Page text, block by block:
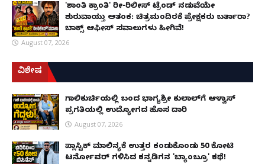
'ಶಾಂತಿ ಕ್ರಾಂತಿ' ರೀ-ರಿಲೀಸ್ ಟ್ರೆಂಡ್ ನಡುವೆಯೇ
ಶುರುವಾಯ್ತು ಆತಂಕ: ಚಿತ್ರಮಂದಿರಕ್ಕೆ ಪ್ರೇಕ್ಷಕರು ಬರ್ತಾರಾ?
ಬಾಕ್ಸ್ ಆಫೀಸ್ ಸವಾಲುಗಳು ಹೀಗಿವೆ!
August 07, 2026
ವಿಶೇಷ
ಗಾಲಿಕುರ್ಚಿಯಲ್ಲಿ ಬಂದ ಭಾಗ್ಯಶ್ರೀ ಕುಲಾಲ್‌ಗೆ ಆಳ್ವಾಸ್
ಪ್ರಗತಿಯಲ್ಲಿ ಉದ್ಯೋಗದ ಹೊಸ ದಾರಿ
August 07, 2026
ಪ್ಲಾಸ್ಟಿಕ್ ಮಾಲಿನ್ಯಕ್ಕೆ ಉತ್ತರ ಕಂಡುಕೊಂಡು ₹50 ಕೋಟಿ
ಟರ್ನೋವರ್ ಗಳಿಸಿದ ಕನ್ನಡಿಗನ 'ಬ್ಯಾಂಬ್ರೂ' ಕಥೆ!